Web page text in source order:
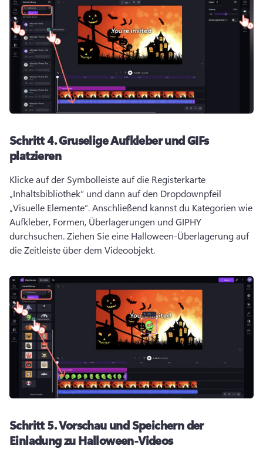
Schritt 4.Gruselige Aufkleber und GIFs
platzieren
Klicke auf der Symbolleiste auf die Registerkarte
„Inhaltsbibliothek“ und dann auf den Dropdownpfeil
„Visuelle Elemente“. Anschließend kannst du Kategorien wie
Aufkleber, Formen, Überlagerungen und GIPHY
durchsuchen. Ziehen Sie eine Halloween-Überlagerung auf
die Zeitleiste über dem Videoobjekt.
Schritt 5.Vorschau und Speichern der
Einladung zu Halloween-Videos